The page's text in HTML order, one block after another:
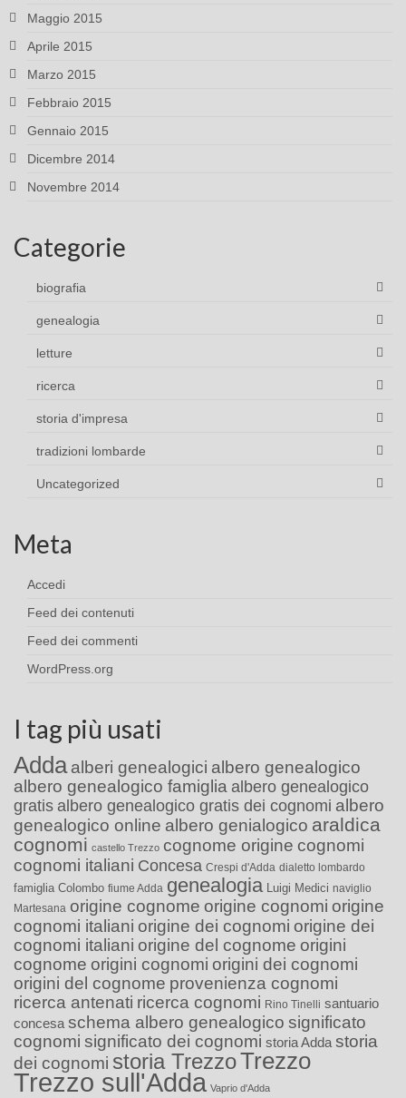
Maggio 2015
Aprile 2015
Marzo 2015
Febbraio 2015
Gennaio 2015
Dicembre 2014
Novembre 2014
Categorie
biografia
genealogia
letture
ricerca
storia d'impresa
tradizioni lombarde
Uncategorized
Meta
Accedi
Feed dei contenuti
Feed dei commenti
WordPress.org
I tag più usati
Adda alberi genealogici albero genealogico
albero genealogico famiglia albero genealogico
gratis albero genealogico gratis dei cognomi albero
genealogico online albero genialogico araldica
cognomi castello Trezzo cognome origine cognomi
cognomi italiani Concesa Crespi d'Adda dialetto lombardo
famiglia Colombo fiume Adda genealogia Luigi Medici naviglio
Martesana origine cognome origine cognomi origine
cognomi italiani origine dei cognomi origine dei
cognomi italiani origine del cognome origini
cognome origini cognomi origini dei cognomi
origini del cognome provenienza cognomi
ricerca antenati ricerca cognomi Rino Tinelli santuario
concesa schema albero genealogico significato
cognomi significato dei cognomi storia Adda storia
dei cognomi storia TrezzoTrezzo
Trezzo sull'Adda Vaprio d'Adda